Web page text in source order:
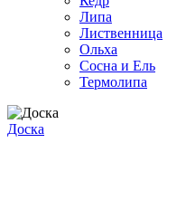
Липа
Лиственница
Ольха
Сосна и Ель
Термолипа
Доска